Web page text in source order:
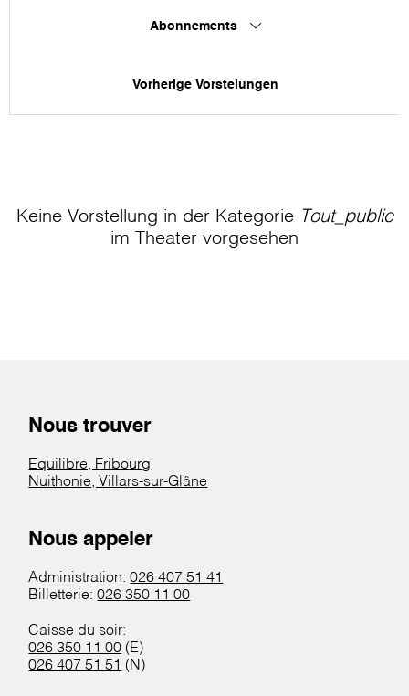
Abonnements
Vorherige Vorstelungen
Keine Vorstellung in der Kategorie Tout_public
im Theater vorgesehen
Nous trouver
Equilibre, Fribourg
Nuithonie, Villars-sur-Glâne
Nous appeler
Administration:026 407 51 41
Billetterie:026 350 11 00
Caisse du soir:
026 350 11 00 (E)
026 407 51 51 (N)